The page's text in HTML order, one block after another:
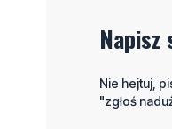
Napisz
Nie hejtuj,
"zgłoś